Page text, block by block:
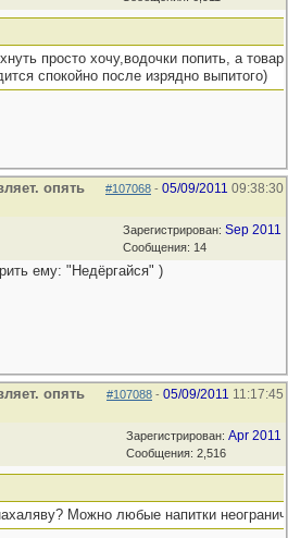
просто хочу,водочки попить, а
спокойно после изрядно выпитого)
#107068 - 05/09/2011 09:38:30
опять
Зарегистрирован: Sep 2011
Сообщения: 14
ему: "Недёргайся" )
#107088 - 05/09/2011 11:17:45
опять
Зарегистрирован: Apr 2011
Сообщения: 2,516
Можно любые напитки